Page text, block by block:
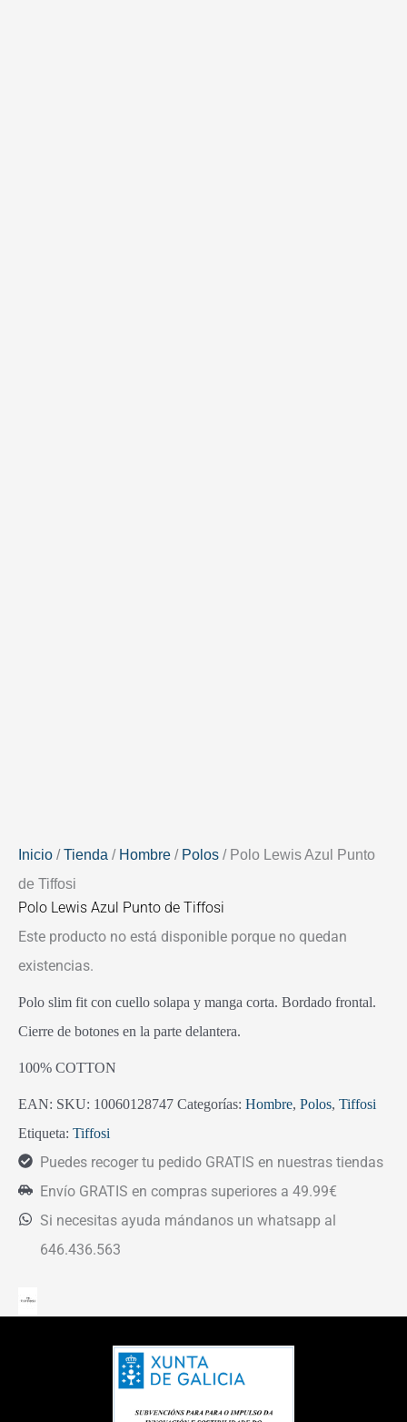
Inicio /Tienda / Hombre / Polos / Polo Lewis Azul Punto
de Tiffosi
Polo Lewis Azul Punto de Tiffosi
Este producto no está disponible porque no quedan
existencias.
Polo slim fit con cuello solapa y manga corta. Bordado frontal.
Cierre de botones en la parte delantera.
100% COTTON
EAN: SKU: 10060128747 Categorías: Hombre, Polos, Tiffosi
Etiqueta: Tiffosi
Puedes recoger tu pedido GRATIS en nuestras tiendas
Envío GRATIS en compras superiores a 49.99€
Si necesitas ayuda mándanos un whatsapp al
646.436.563